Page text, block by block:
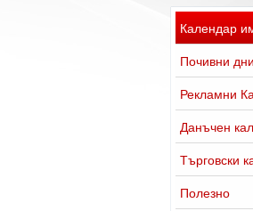
Календар
Почивни дни
Рекламни
Данъчен
Търговски
Полезно